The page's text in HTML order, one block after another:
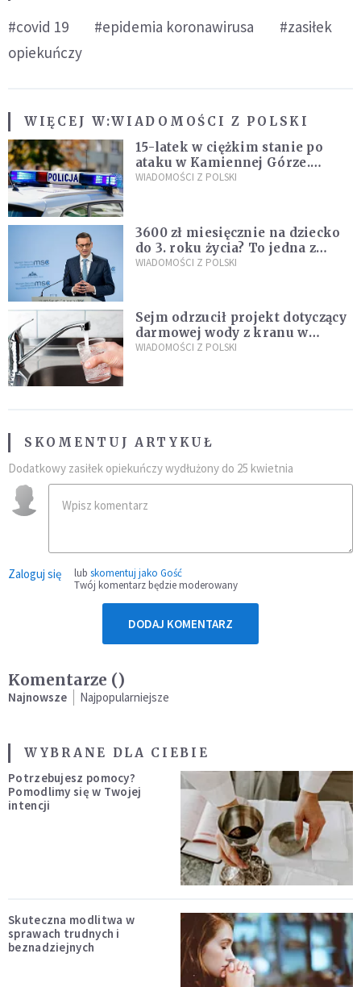
#covid 19 #epidemia koronawirusa
#zasiłek
opiekuńczy
WIĘCEJ W:WIADOMOŚCI Z POLSKI
15-latek w ciężkim stanie po
ataku w Kamiennej Górze.
Policja zatrzymała dwóch
WIADOMOŚCI Z POLSKI
3600 zł miesięcznie na dziecko
do 3. roku życia? To jedna z
propozycji programu "Rozwój
WIADOMOŚCI Z POLSKI
Sejm odrzucił projekt dotyczący
darmowej wody z kranu w
restauracjach
WIADOMOŚCI Z POLSKI
SKOMENTUJ ARTYKUŁ
Dodatkowy zasiłek opiekuńczy wydłużony do 25 kwietnia
Zaloguj się lub skomentuj jako Gość
Twój komentarz będzie moderowany
DODAJ KOMENTARZ
Komentarze ()
Najnowsze Najpopularniejsze
WYBRANE DLA CIEBIE
Potrzebujesz pomocy?
Pomodlimy się w Twojej
intencji
Skuteczna modlitwa w
sprawach trudnych i
beznadziejnych